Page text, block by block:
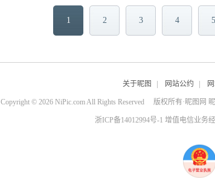
1 2 3 4 5
关于昵图 | 网站公约 |
Copyright © 2026 NiPic.com All Rights Reserved 版权所有·昵图网
浙ICP备14012994号-1 增值电信业务